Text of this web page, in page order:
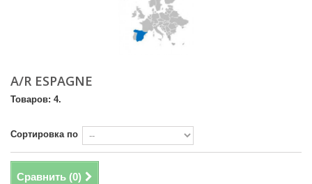
A/R ESPAGNE
Товаров: 4.
Сортировка по
Сравнить (0)